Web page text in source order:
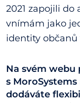
2021 zapojili
vnímám jako
identity občanů
Na svém webu
s
dodáváte